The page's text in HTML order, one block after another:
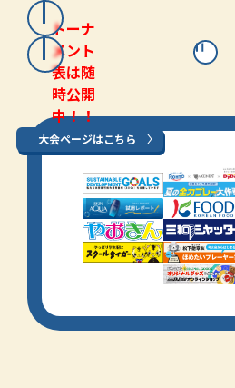
トーナ
メント
表は随
時公開
中！！
大会ページはこちら